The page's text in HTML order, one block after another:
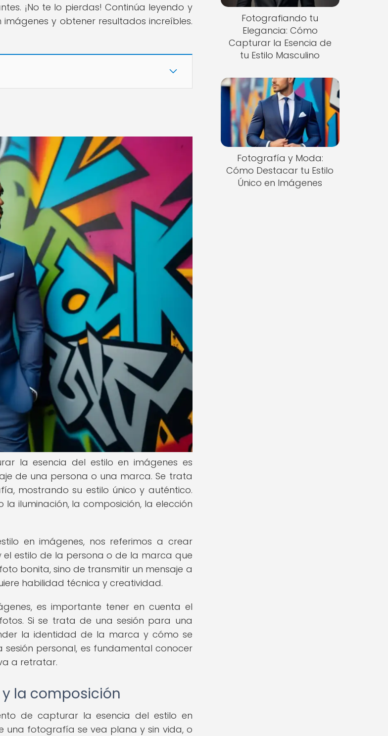
¡No te lo pierdas! Continúa leyendo y
y obtener resultados increíbles.
la esencia del estilo en imágenes es
de una persona o una marca. Se trata
mostrando su estilo único y auténtico.
iluminación, la composición, la elección
en imágenes, nos referimos a crear
estilo de la persona o de la marca que
bonita, sino de transmitir un mensaje a
habilidad técnica y creatividad.
es importante tener en cuenta el
Si se trata de una sesión para una
la identidad de la marca y cómo se
personal, es fundamental conocer
a retratar.
la composición
de capturar la esencia del estilo en
una fotografía se vea plana y sin vida, o
Fotografiando tu
Elegancia: Cómo
Capturar la Esencia de
tu Estilo Masculino
Fotografía y Moda:
Cómo Destacar tu Estilo
Único en Imágenes